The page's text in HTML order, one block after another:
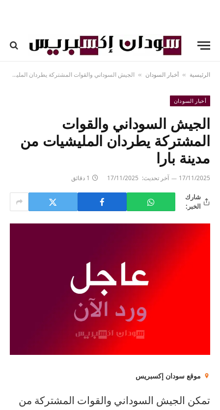
الرئيسية » أخبار السودان » الجيش السوداني والقوات المشتركة يطردان المليشيات من مدينة بارا
أخبار السودان
الجيش السوداني والقوات
المشتركة يطردان المليشيات من
مدينة بارا
17/11/2025 آخر تحديث: 17/11/2025 1 دقائق
شارك
الخبر:
موقع سودان إكسبريس
تمكن الجيش السوداني والقوات المشتركة من